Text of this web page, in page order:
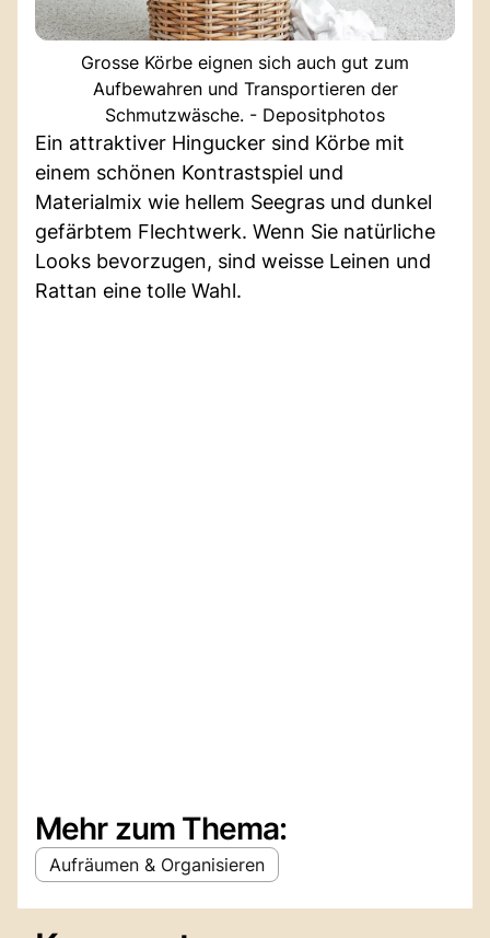
Grosse Körbe eignen sich auch gut zum
Aufbewahren und Transportieren der
Schmutzwäsche. - Depositphotos
Ein attraktiver Hingucker sind Körbe mit
einem schönen Kontrastspiel und
Materialmix wie hellem Seegras und dunkel
gefärbtem Flechtwerk. Wenn Sie natürliche
Looks bevorzugen, sind weisse Leinen und
Rattan eine tolle Wahl.
Mehr zum Thema:
Aufräumen & Organisieren